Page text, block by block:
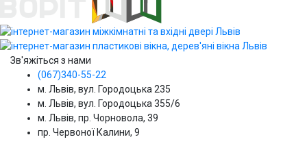
Зв'яжіться з нами
(067)340-55-22
м. Львів, вул. Городоцька 235
м. Львів, вул. Городоцька 355/6
м. Львів, пр. Чорновола, 39
пр. Червоної Калини, 9